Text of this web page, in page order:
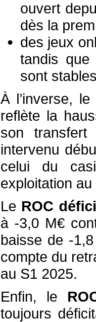
ouvert
dès la
des jeux
tandis que
sont
À l’inverse,
reflète la
son
intervenu
celui du
exploitation
Le ROC
à -3,0 M€
baisse de -
compte du
au S1 2025.
Enfin, le
toujours